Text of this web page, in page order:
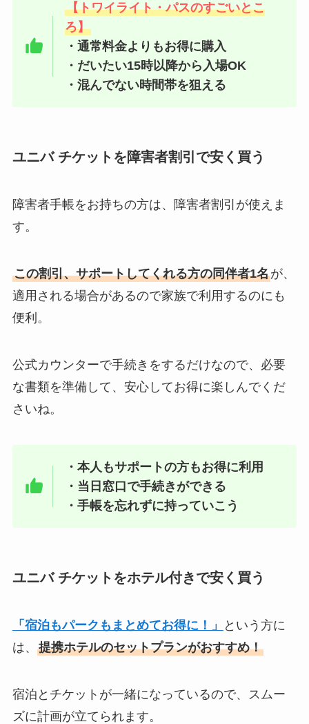
【トワイライト・パスのすごいとこ
ろ】
・通常料金よりもお得に購入
・だいたい15時以降から入場OK
・混んでない時間帯を狙える
ユニバ チケットを障害者割引で安く買う
障害者手帳をお持ちの方は、障害者割引が使えま
す。
この割引、サポートしてくれる方の同伴者1名が、
適用される場合があるので家族で利用するのにも
便利。
公式カウンターで手続きをするだけなので、必要
な書類を準備して、安心してお得に楽しんでくだ
さいね。
・本人もサポートの方もお得に利用
・当日窓口で手続きができる
・手帳を忘れずに持っていこう
ユニバ チケットをホテル付きで安く買う
「宿泊もパークもまとめてお得に！」
という方に
は、 提携ホテルのセットプランがおすすめ！
宿泊とチケットが一緒になっているので、スムー
ズに計画が立てられます。